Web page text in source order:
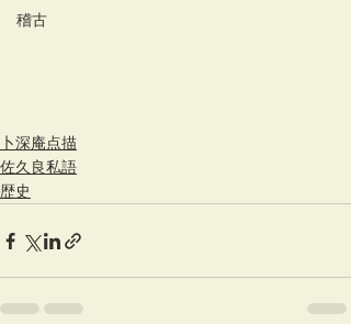
稽古
卜深庵点描
佐久良私語
歴史